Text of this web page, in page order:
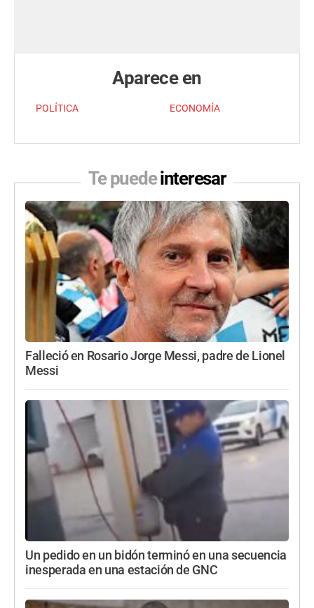
Aparece en
POLÍTICA ECONOMÍA
Te puedeinteresar
Falleció en Rosario Jorge Messi, padre de Lionel
Messi
Un pedido en un bidón terminó en una secuencia
inesperada en una estación de GNC